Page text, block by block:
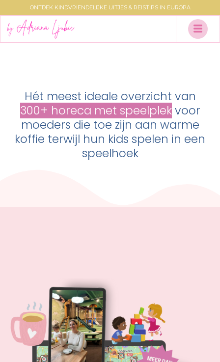
ONTDEK KINDVRIENDELIJKE UITJES & REISTIPS IN EUROPA
Hét meest ideale overzicht van
300+ horeca met speelplekvoor
moeders die toe zijn aan warme
koffie terwijl hun kids spelen in een
speelhoek